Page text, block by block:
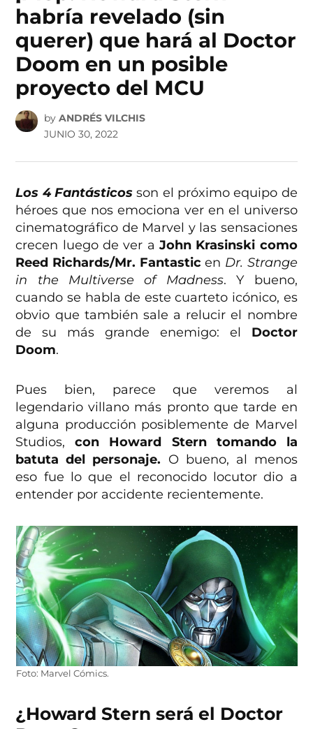
habría revelado (sin
querer) que hará al Doctor
Doom en un posible
proyecto del MCU
by ANDRÉS VILCHIS
JUNIO 30, 2022
Los 4 Fantásticos son el próximo equipo de
héroes que nos emociona ver en el universo
cinematográfico de Marvel y las sensaciones
crecen luego de ver a John Krasinski como
Reed Richards/Mr. Fantasticen Dr. Strange
in the Multiverse of Madness. Y bueno,
cuando se habla de este cuarteto icónico, es
obvio que también sale a relucir el nombre
de su más grande enemigo: el Doctor
Doom.
Pues bien, parece que veremos al
legendario villano más pronto que tarde en
alguna producción posiblemente de Marvel
Studios,con Howard Stern tomando la
batuta del personaje. O bueno, al menos
eso fue lo que el reconocido locutor dio a
entender por accidente recientemente.
Foto: Marvel Cómics.
¿Howard Stern será el Doctor